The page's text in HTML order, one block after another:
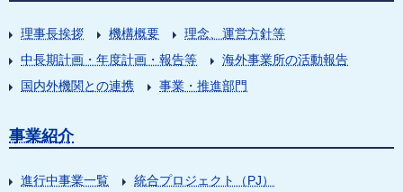
理事長挨拶 機構概要
理念、運営方針等
中長期計画・年度計画・報告等
海外事業所の活動報告
国内外機関との連携
事業・推進部門
事業紹介
進行中事業一覧
統合プロジェクト（PJ）